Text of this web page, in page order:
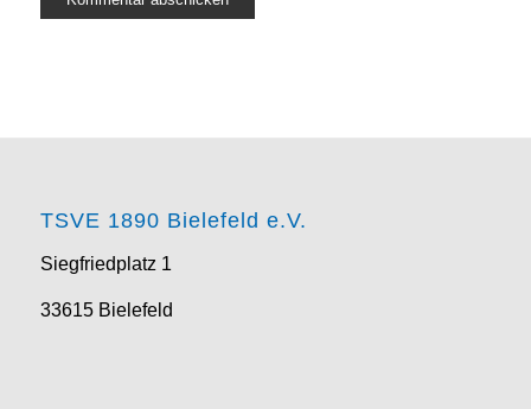
TSVE 1890 Bielefeld e.V.
Siegfriedplatz 1
33615 Bielefeld